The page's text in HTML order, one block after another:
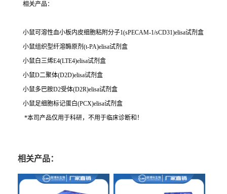
相关产品：
小鼠可溶性血小板内皮细胞粘附分子1(sPECAM-1/sCD31)elisa试剂盒
小鼠组织型纤溶酶原剂(t-PA)elisa试剂盒
小鼠白三烯E4(LTE4)elisa试剂盒
小鼠D二聚体(D2D)elisa试剂盒
小鼠多巴胺D2受体(D2R)elisa试剂盒
小鼠足细胞标记蛋白(PCX)elisa试剂盒
*本司产品仅用于科研，不用于临床诊断和！
相关产品：